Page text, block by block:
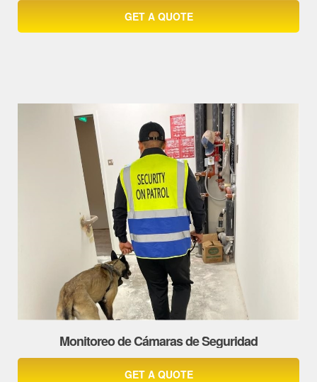
GET A QUOTE
Monitoreo de Cámaras de Seguridad
GET A QUOTE